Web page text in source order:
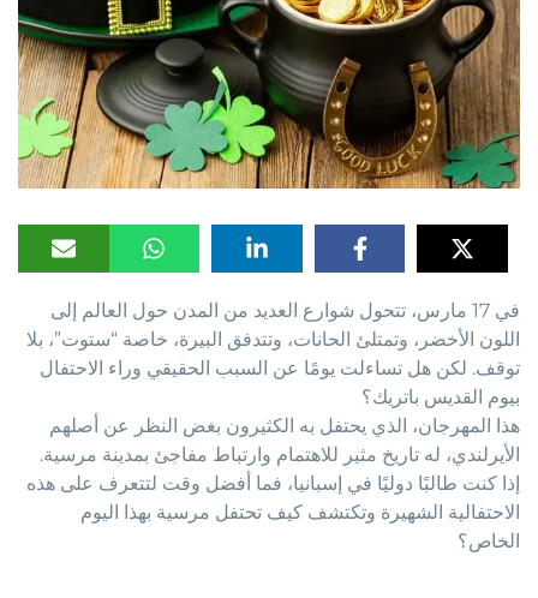
في 17 مارس، تتحول شوارع العديد من المدن حول العالم إلى
اللون الأخضر، وتمتلئ الحانات، وتتدفق البيرة، خاصة “ستوت”، بلا
توقف. لكن هل تساءلت يومًا عن السبب الحقيقي وراء الاحتفال
بيوم القديس باتريك؟
هذا المهرجان، الذي يحتفل به الكثيرون بغض النظر عن أصلهم
الأيرلندي، له تاريخ مثير للاهتمام وارتباط مفاجئ بمدينة مرسية.
إذا كنت طالبًا دوليًا في إسبانيا، فما أفضل وقت لتتعرف على هذه
الاحتفالية الشهيرة وتكتشف كيف تحتفل مرسية بهذا اليوم
الخاص؟